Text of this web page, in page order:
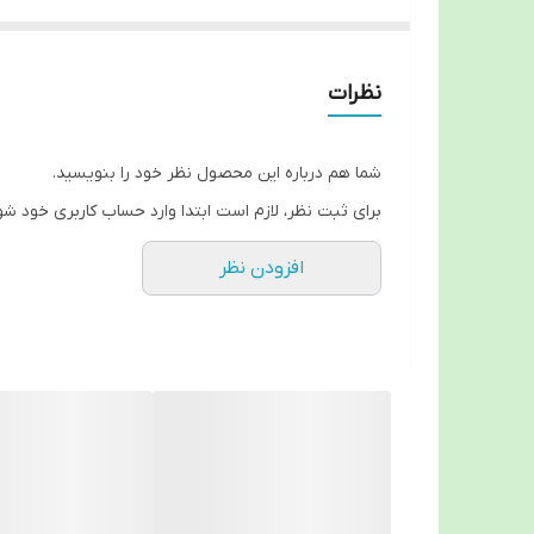
نظرات
شما هم درباره این محصول نظر خود را بنویسید.
برای ثبت نظر، لازم است ابتدا وارد حساب کاربری خود
افزودن نظر